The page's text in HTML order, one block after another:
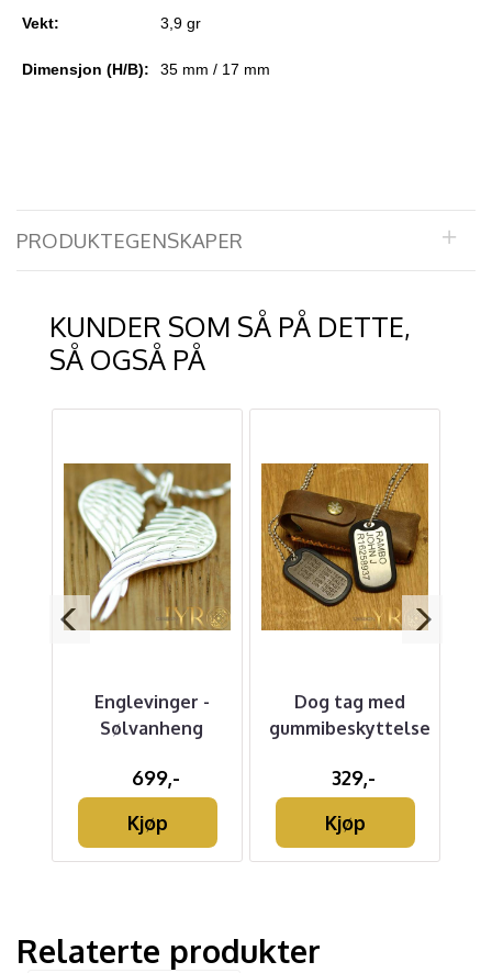
Vekt: 3,9 gr
Dimensjon (H/B): 35 mm / 17 mm
PRODUKTEGENSKAPER
KUNDER SOM SÅ PÅ DETTE,
SÅ OGSÅ PÅ
Englevinger -
Sølvanheng
699,-
Kjøp
Dog tag med
gummibeskyttelse
329,-
Kjøp
Relaterte produkter